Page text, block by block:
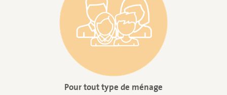
Pour tout type de ménage